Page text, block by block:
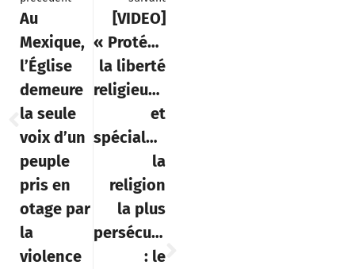
Au
Mexique,
l’Église
demeure
la seule
voix d’un
peuple
pris en
otage par
la
violence
[VIDEO]
« Protégeons
la liberté
religieuse,
et
spécialement
la
religion
la plus
persécutée
: le